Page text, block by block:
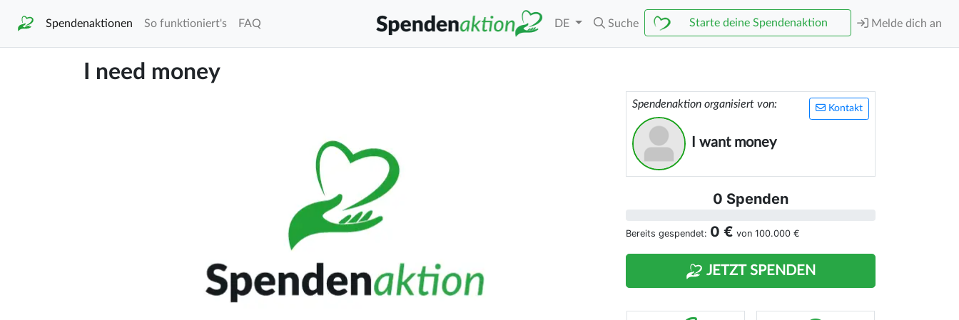
Spendenaktionen So funktioniert's FAQ DE Suche Starte deine Spendenaktion Melde dich an
I need money
Kontakt
Spendenaktion organisiert von:
I want money
0 Spenden
Bereits gespendet: 0 € von 100.000 €
JETZT SPENDEN